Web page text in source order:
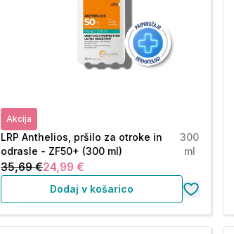
Akcija
LRP Anthelios, pršilo za otroke in
odrasle - ZF50+ (300 ml)
300
ml
35,69 €24,99 €
Dodaj v košarico